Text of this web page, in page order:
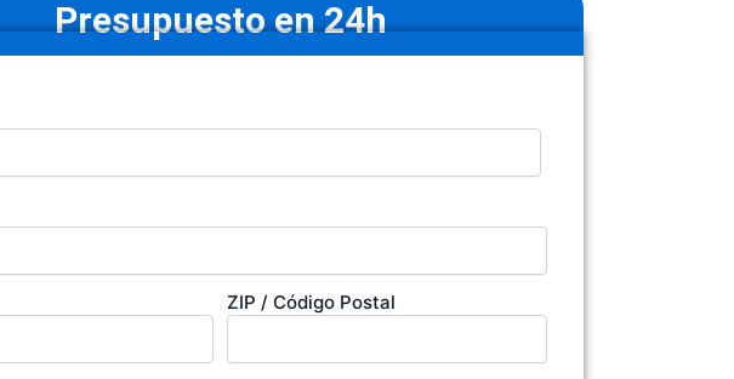
Presupuesto en 24h
ZIP / Código Postal